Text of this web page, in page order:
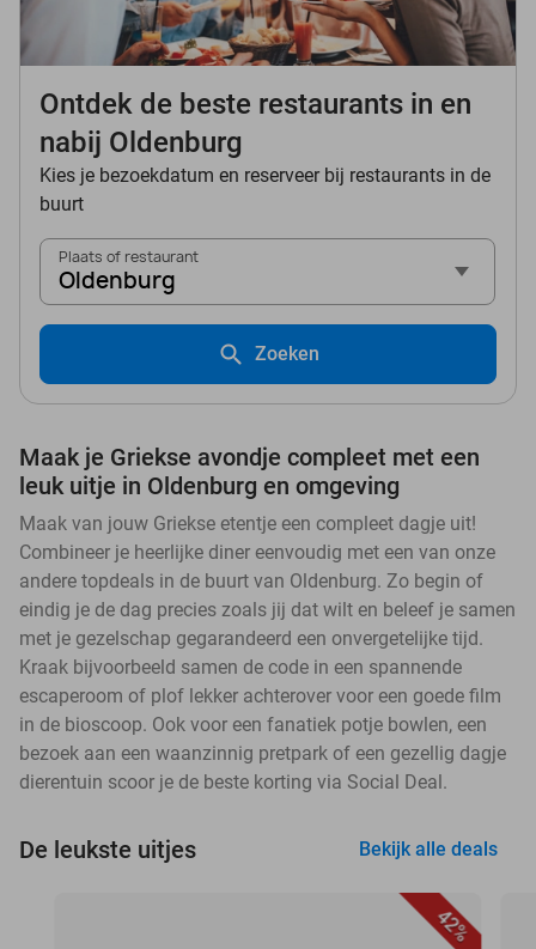
Ontdek de beste restaurants in en
nabij Oldenburg
Kies je bezoekdatum en reserveer bij restaurants in de
buurt
Plaats of restaurant
Oldenburg
Zoeken
Maak je Griekse avondje compleet met een
leuk uitje in Oldenburg en omgeving
Maak van jouw Griekse etentje een compleet dagje uit!
Combineer je heerlijke diner eenvoudig met een van onze
andere topdeals in de buurt van Oldenburg. Zo begin of
eindig je de dag precies zoals jij dat wilt en beleef je samen
met je gezelschap gegarandeerd een onvergetelijke tijd.
Kraak bijvoorbeeld samen de code in een spannende
escaperoom of plof lekker achterover voor een goede film
in de bioscoop. Ook voor een fanatiek potje bowlen, een
bezoek aan een waanzinnig pretpark of een gezellig dagje
dierentuin scoor je de beste korting via Social Deal.
De leukste uitjes Bekijk alle deals
42%